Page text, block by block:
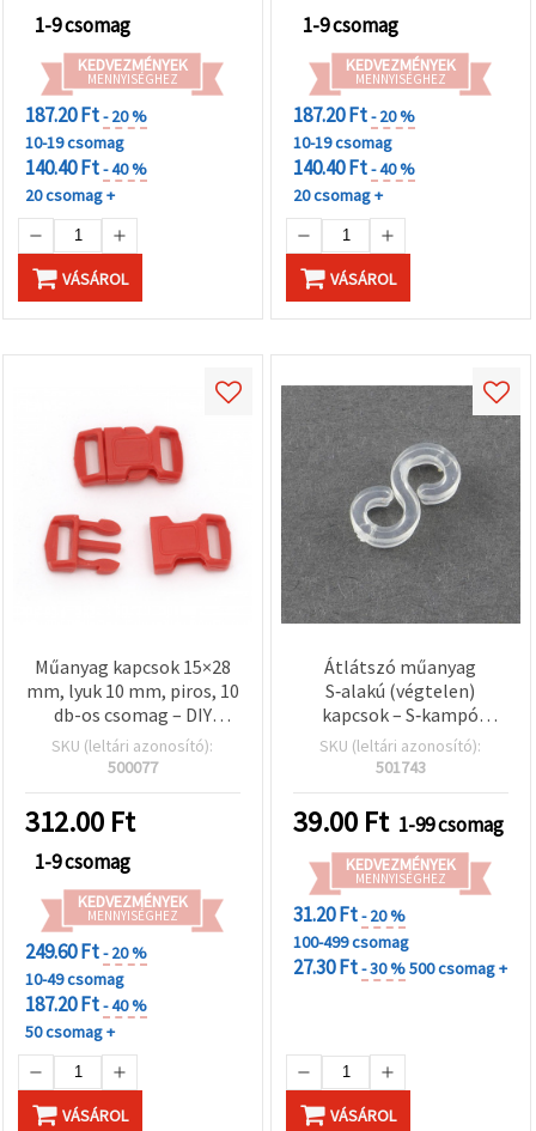
1-9 csomag
KEDVEZMÉNYEK
MENNYISÉGHEZ
187.20 Ft- 20 %
10-19 csomag
140.40 Ft- 40 %
20 csomag +
VÁSÁROL
1-9 csomag
KEDVEZMÉNYEK
MENNYISÉGHEZ
187.20 Ft- 20 %
10-19 csomag
140.40 Ft- 40 %
20 csomag +
VÁSÁROL
Műanyag kapcsok 15×28
mm, lyuk 10 mm, piros, 10
db-os csomag – DIY
kézműves projektekhez,
táskákhoz és
SKU (leltári azonosító):
500077
312.00 Ft
1-9 csomag
KEDVEZMÉNYEK
MENNYISÉGHEZ
249.60 Ft- 20 %
10-49 csomag
187.20 Ft- 40 %
50 csomag +
VÁSÁROL
Átlátszó műanyag
S‑alakú (végtelen)
kapcsok – S‑kampó
összekötők, 11×6×2 mm,
ékszerkészítéshez és
db/csomag
SKU (leltári azonosító):
501743
39.00 Ft 1-99 csomag
KEDVEZMÉNYEK
MENNYISÉGHEZ
31.20 Ft- 20 %
100-499 csomag
27.30 Ft- 30 %500 csomag +
VÁSÁROL